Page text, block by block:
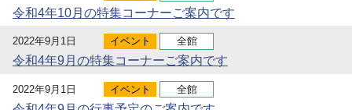
令和4年10月の特集コーナーご案内です
2022年9月1日 イベント 全館
令和4年9月の特集コーナーご案内です
2022年9月1日 イベント 全館